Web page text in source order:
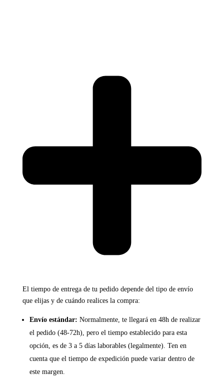
El tiempo de entrega de tu pedido depende del tipo de envío
que elijas y de cuándo realices la compra:
Envío estándar: Normalmente, te llegará en 48h de realizar
el pedido (48-72h), pero el tiempo establecido para esta
opción, es de 3 a 5 días laborables (legalmente). Ten en
cuenta que el tiempo de expedición puede variar dentro de
este margen.